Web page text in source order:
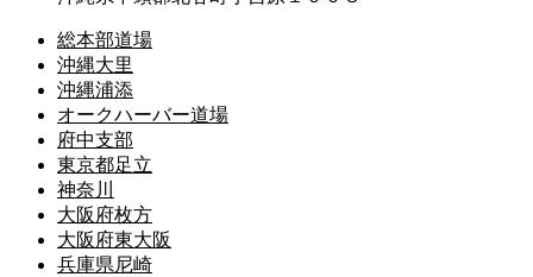
総本部道場
沖縄大里
沖縄浦添
オークハーバー道場
府中支部
東京都足立
神奈川
大阪府枚方
大阪府東大阪
兵庫県尼崎